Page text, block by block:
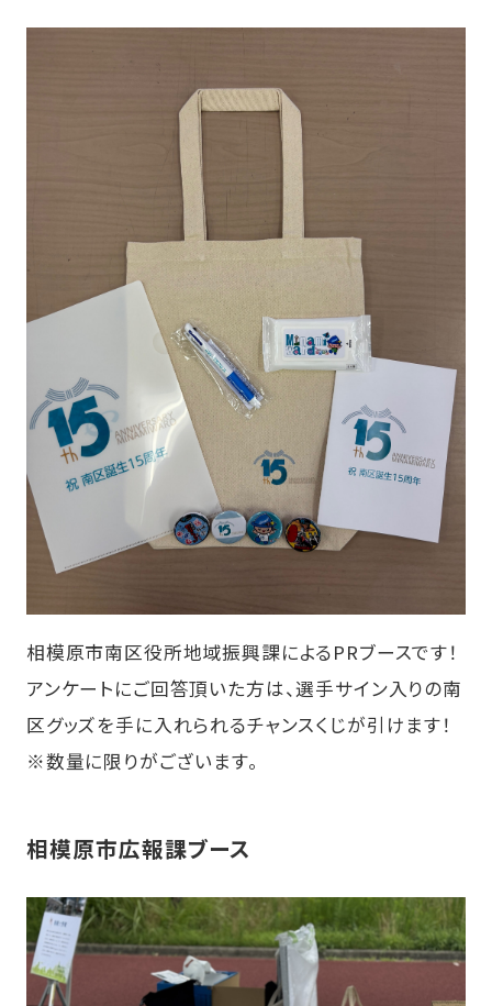
相模原市南区役所地域振興課によるPRブースです！
アンケートにご回答頂いた方は、選手サイン入りの南
区グッズを手に入れられるチャンスくじが引けます！
※数量に限りがございます。
相模原市広報課ブース